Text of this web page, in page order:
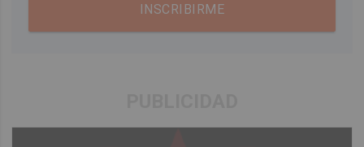
INSCRIBIRME